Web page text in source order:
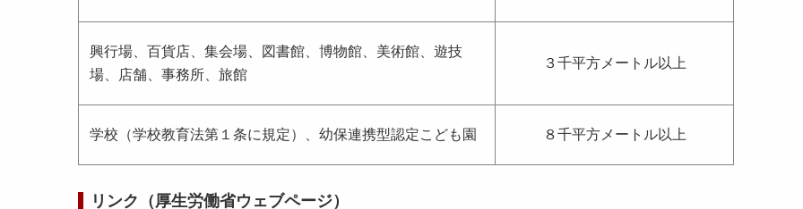
興行場、百貨店、集会場、図書館、博物館、美術館、遊技
場、店舗、事務所、旅館
３千平方メートル以上
学校（学校教育法第１条に規定）、幼保連携型認定こども園 ８千平方メートル以上
リンク（厚生労働省ウェブページ）